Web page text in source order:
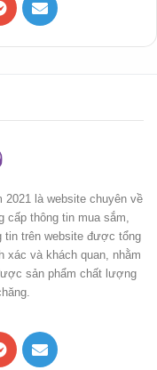
Messenger
Mail
2021 là website chuyên về
cấp thông tin mua sắm,
tin trên website được tổng
xác và khách quan, nhằm
sản phẩm chất lượng
Messenger
Mail